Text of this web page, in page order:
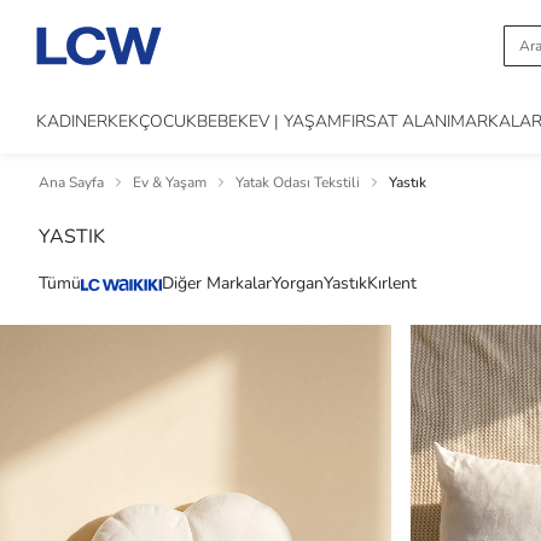
KADINERKEKÇOCUKBEBEKEV | YAŞAMFIRSAT ALANIMARKALAR
Ana Sayfa Ev & Yaşam Yatak Odası Tekstili Yastık
YASTIK
Tümü Diğer MarkalarYorganYastıkKırlent